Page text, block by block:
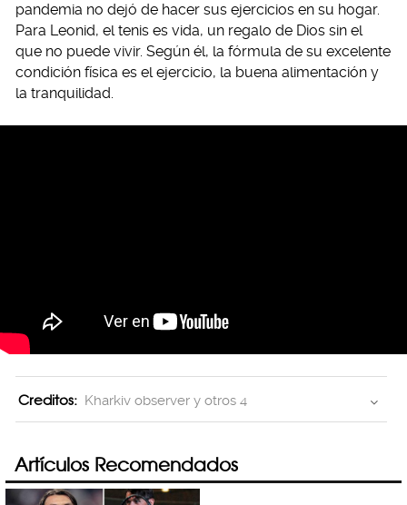
pandemia no dejó de hacer sus ejercicios en su hogar.
Para Leonid, el tenis es vida, un regalo de Dios sin el
que no puede vivir. Según él, la fórmula de su excelente
condición física es el ejercicio, la buena alimentación y
la tranquilidad.
Creditos: Kharkiv observer y otros 4
Artículos Recomendados